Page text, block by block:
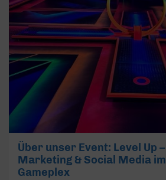
Über unser Event: Level Up
Marketing & Social Media
Gameplex